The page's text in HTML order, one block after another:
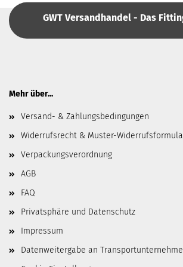
GWT Versandhandel - Das
Mehr über...
Versand- & Zahlungsbedingungen
Widerrufsrecht & Muster-
Verpackungsverordnung
AGB
FAQ
Privatsphäre und Datenschutz
Impressum
Datenweitergabe an